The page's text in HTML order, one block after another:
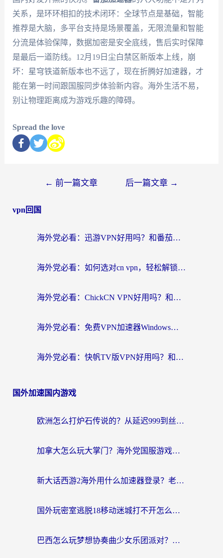
关系，是环环相扣的技术闭环：全球节点是基础，智能
推荐是大脑，多平台支持是场景覆盖，无限流量和智能
分流是体验保障，数据加密是安全底线，售后实时保障
是最后一道防线。12月19日尘白禁区新版本上线，崩
坏：星穹铁道新版本也不远了，现在折腾好加速器，才
能在第一时间跟国服同步体验新内容。海外生活不易，
别让物理距离成为游戏乐趣的障碍。
Spread the love
← 前一篇文章 后一篇文章 →
vpn回国
海外党必看：迅游VPN好用吗？和番茄加速器VPN对比哪个回国效果更好？
海外党必看：如何选对cn vpn，轻松解锁国内影音游戏？
海外党必看：ChickCN VPN好用吗？和星河VPN对比哪个回国效果更好？附真实体验+避坑指南
海外党必看：免费VPN加速器Windows版怎么选？附真实测评与无缝访问国内资源指南
海外党必看：快帆TV版VPN好用吗？和hi龟龟VPN对比哪个回国效果更好？附免费加速器选择指南
国外加速国内游戏
欧洲怎么打炉石传说的？从延迟999到丝滑上分，我找到了靠谱加速器
加拿大怎么玩大掌门？海外党国服游戏加速避坑指南（附实用工具推荐）
新大话西游2海外用什么加速器登录？老玩家亲测有效的国服游戏加速指南
国外玩密室逃脱18移动迷城打不开怎么办？海外玩家亲测有效的解决指南
巴西怎么玩梦想协奏曲少女乐团派对？海外党必看的国服游戏加速全攻略（附波兰天涯明月刀实用技巧）